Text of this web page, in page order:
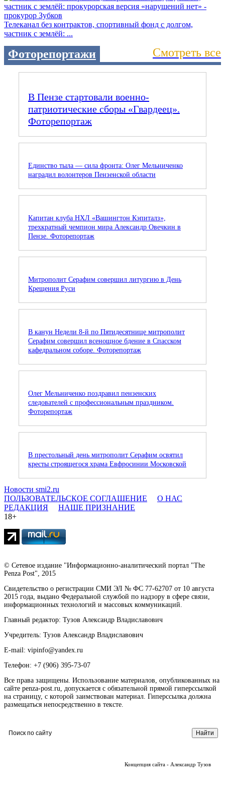
Телеканал без контрактов, спортивный фонд с долгом,
частник с землёй: ...
Фоторепортажи Смотреть все
В Пензе стартовали военно-
патриотические сборы «Гвардеец».
Фоторепортаж
Единство тыла — сила фронта: Олег Мельниченко
наградил волонтеров Пензенской области
Капитан клуба НХЛ «Вашингтон Кэпиталз»,
трехкратный чемпион мира Александр Овечкин в
Пензе. Фоторепортаж
Митрополит Серафим совершил литургию в День
Крещения Руси
В канун Недели 8-й по Пятидесятнице митрополит
Серафим совершил всенощное бдение в Спасском
кафедральном соборе. Фоторепортаж
Олег Мельниченко поздравил пензенских
следователей с профессиональным праздником.
Фоторепортаж
В престольный день митрополит Серафим освятил
кресты строящегося храма Евфросинии Московской
Новости smi2.ru
ПОЛЬЗОВАТЕЛЬСКОЕ СОГЛАШЕНИЕ
О НАС
РЕДАКЦИЯ
НАШЕ ПРИЗНАНИЕ
18+
© Сетевое издание "Информационно-аналитический портал "The
Penza Post", 2015
Свидетельство о регистрации СМИ ЭЛ № ФС 77-62707 от 10 августа
2015 года, выдано Федеральной службой по надзору в сфере связи,
информационных технологий и массовых коммуникаций.
Главный редактор: Тузов Александр Владиславович
Учредитель: Тузов Александр Владиславович
E-mail: vipinfo@yandex.ru
Телефон: +7 (906) 395-73-07
Все права защищены. Использование материалов, опубликованных на
сайте penza-post.ru, допускается с обязательной прямой гиперссылкой
на страницу, с которой заимствован материал. Гиперссылка должна
размещаться непосредственно в тексте.
Концепция сайта - Александр Тузов